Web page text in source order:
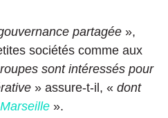
partagée »,
sociétés comme aux
sont intéressés pour
» assure-t-il, « dont
».